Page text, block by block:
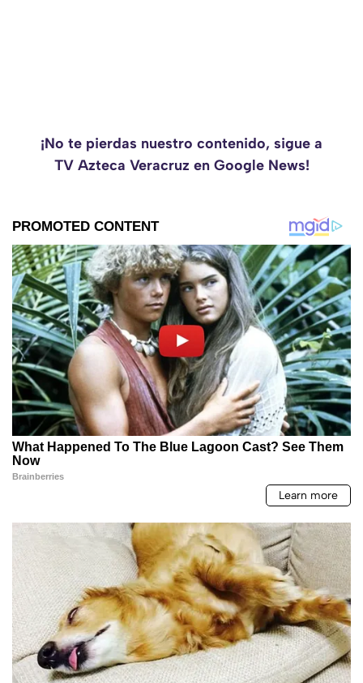
¡No te pierdas nuestro contenido, sigue a
TV Azteca Veracruz en Google News!